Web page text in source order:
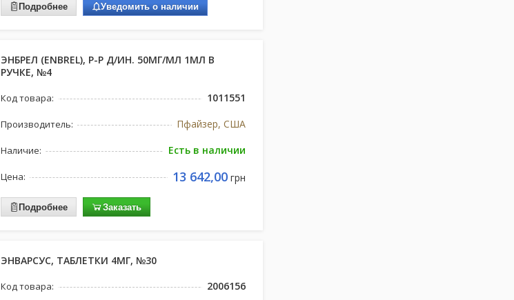
Подробнее Уведомить о наличии
ЭНБРЕЛ (ENBREL), Р-Р Д/ИН. 50МГ/МЛ 1МЛ В
РУЧКЕ, №4
Код товара: 1011551
Производитель: Пфайзер, США
Наличие: Есть в наличии
Цена: 13 642,00грн
Подробнее Заказать
ЭНВАРСУС, ТАБЛЕТКИ 4МГ, №30
Код товара: 2006156